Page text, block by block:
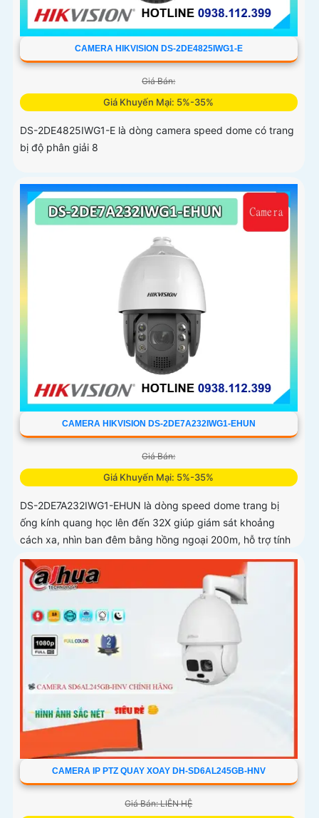
CAMERA HIKVISION DS-2DE4825IWG1-E
Giá Bán:
Giá Khuyến Mại: 5%-35%
DS-2DE4825IWG1-E là dòng camera speed dome có trang
bị độ phân giải 8
CAMERA HIKVISION DS-2DE7A232IWG1-EHUN
Giá Bán:
Giá Khuyến Mại: 5%-35%
DS-2DE7A232IWG1-EHUN là dòng speed dome trang bị
ống kính quang học lên đến 32X giúp giám sát khoảng
cách xa, nhìn ban đêm bằng hồng ngoại 200m, hỗ trợ tính
năng AcuSense nâng cao hiệu quả giám sát an ninh, có tốc
độ lấy nét cao nhờ công nghệ Self-learning
CAMERA IP PTZ QUAY XOAY DH-SD6AL245GB-HNV
Giá Bán: LIÊN HỆ